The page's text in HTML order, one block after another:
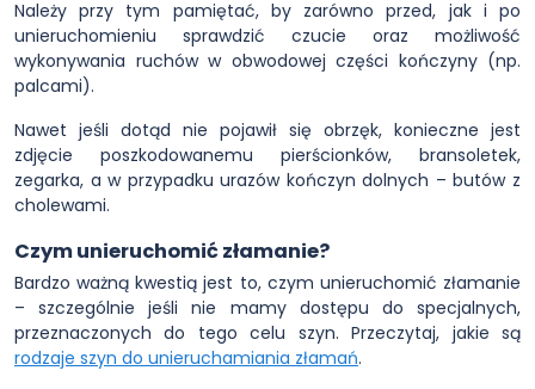
Należy przy tym pamiętać, by zarówno przed, jak i po
unieruchomieniu sprawdzić czucie oraz możliwość
wykonywania ruchów w obwodowej części kończyny (np.
palcami).
Nawet jeśli dotąd nie pojawił się obrzęk, konieczne jest
zdjęcie poszkodowanemu pierścionków, bransoletek,
zegarka, a w przypadku urazów kończyn dolnych – butów z
cholewami.
Czym unieruchomić złamanie?
Bardzo ważną kwestią jest to, czym unieruchomić złamanie
– szczególnie jeśli nie mamy dostępu do specjalnych,
przeznaczonych do tego celu szyn. Przeczytaj, jakie są
rodzaje szyn do unieruchamiania złamań.